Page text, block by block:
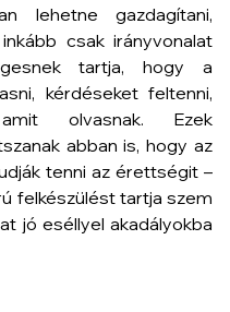
lehetne gazdagítani,
csak irányvonalat
tartja, hogy a
kérdéseket feltenni,
olvasnak. Ezek
abban is, hogy az
tenni az érettségit –
felkészülést tartja szem
jó eséllyel akadályokba